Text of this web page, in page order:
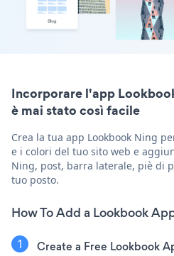
Incorporare l'app
è mai stato così facile
Crea la tua app Lookbook Ning
e i colori del tuo sito web e
Ning, post, barra laterale, piè di
tuo posto.
How To Add a Lookbook
Create a Free Lookbook